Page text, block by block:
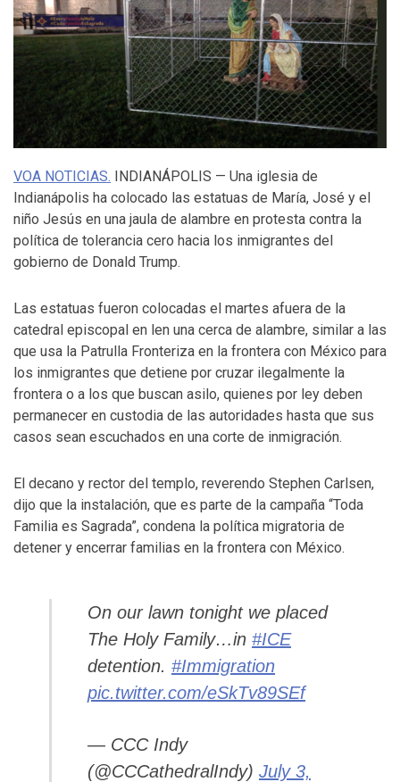
VOA NOTICIAS. INDIANÁPOLIS — Una iglesia de
Indianápolis ha colocado las estatuas de María, José y el
niño Jesús en una jaula de alambre en protesta contra la
política de tolerancia cero hacia los inmigrantes del
gobierno de Donald Trump.
Las estatuas fueron colocadas el martes afuera de la
catedral episcopal en len una cerca de alambre, similar a las
que usa la Patrulla Fronteriza en la frontera con México para
los inmigrantes que detiene por cruzar ilegalmente la
frontera o a los que buscan asilo, quienes por ley deben
permanecer en custodia de las autoridades hasta que sus
casos sean escuchados en una corte de inmigración.
El decano y rector del templo, reverendo Stephen Carlsen,
dijo que la instalación, que es parte de la campaña “Toda
Familia es Sagrada”, condena la política migratoria de
detener y encerrar familias en la frontera con México.
On our lawn tonight we placed
The Holy Family…in #ICE
detention. #Immigration
pic.twitter.com/eSkTv89SEf
— CCC Indy
(@CCCathedralIndy) July 3,